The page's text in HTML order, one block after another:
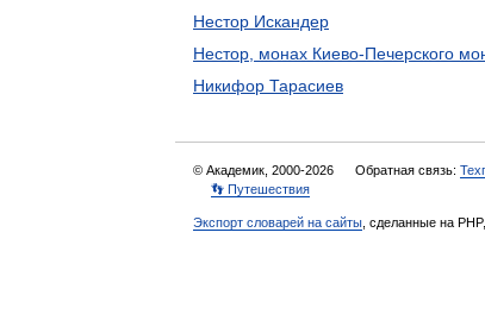
Нестор Искандер
Нестор, монах Киево-Печерского
Никифор Тарасиев
© Академик, 2000-2026 Обратная связь:
👣 Путешествия
Экспорт словарей на сайты , сделанные на PHP,